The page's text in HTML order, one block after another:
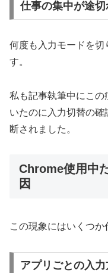
仕事の集中が途切
何度も入力モードを切
す。
私も記事執筆中にこの
いたのに入力切替の
断されました。
Chrome使用中
因
この現象にはいくつか
アプリごとの入